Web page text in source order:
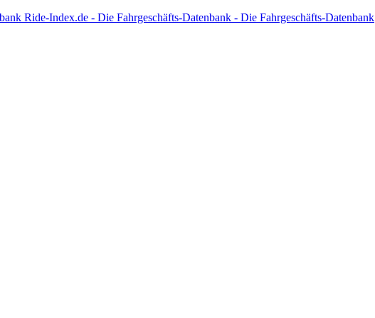
Ride-Index.de - Die Fahrgeschäfts-Datenbank - Die Fahrgeschäfts-Datenbank